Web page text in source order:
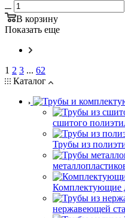
В корзину
Показать еще
1 2 3 ... 62
Каталог
сшитого
Трубы из
Комплектующие
нержавеющей